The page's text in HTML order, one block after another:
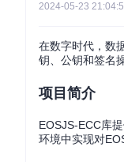
2024-05-23
在数字时代，数
钥、公钥和签名
项目简介
EOSJS-ECC库
环境中实现对